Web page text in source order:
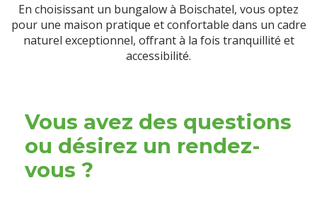
En choisissant un bungalow à Boischatel, vous optez
pour une maison pratique et confortable dans un cadre
naturel exceptionnel, offrant à la fois tranquillité et
accessibilité.
Vous avez des questions
ou désirez un rendez-
vous ?